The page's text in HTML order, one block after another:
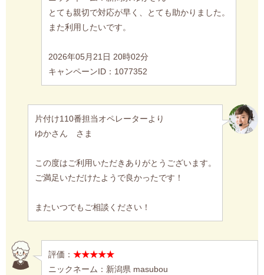
とても親切で対応が早く、とても助かりました。
また利用したいです。
2026年05月21日 20時02分
キャンペーンID：1077352
片付け110番担当オペレーターより
ゆかさん さま
この度はご利用いただきありがとうございます。
ご満足いただけたようで良かったです！
またいつでもご相談ください！
評価： ★★★★★
ニックネーム：新潟県 masubou